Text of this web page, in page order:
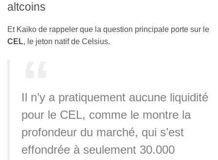
altcoins
Et Kaiko de rappeler que la question principale porte sur le
CEL, le jeton natif de Celsius.
Il n’y a pratiquement aucune liquidité
pour le CEL, comme le montre la
profondeur du marché, qui s’est
effondrée à seulement 30.000